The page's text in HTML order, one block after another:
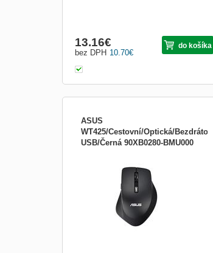
10.70€
bez DPH
13.16€ do košíka
ASUS
WT425/Cestovní/Optická/Bezdrátová
USB/Černá 90XB0280-BMU000
cez tlačidlá až do 1000dpi, Snap-in nano
prijímač, pre pravákou